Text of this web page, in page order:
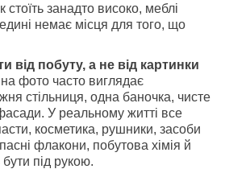
занадто високо, меблі
немає місця для того, що
від побуту, а не від картинки
фото часто виглядає
стільниця, одна баночка, чисте
У реальному житті все
косметика, рушники, засоби
флакони, побутова хімія й
бути під рукою.